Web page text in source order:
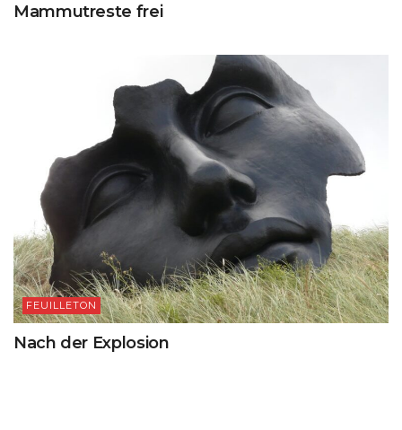
Mammutreste frei
FEUILLETON
Nach der Explosion